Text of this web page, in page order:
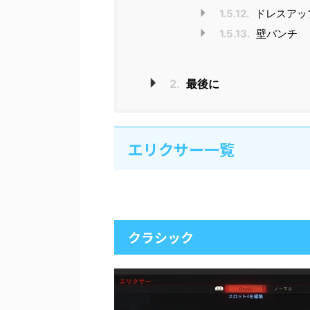
1.5.12.
ドレスアッ
1.5.13. 壁パンチ
2. 最後に
エリクサー一覧
クラシック